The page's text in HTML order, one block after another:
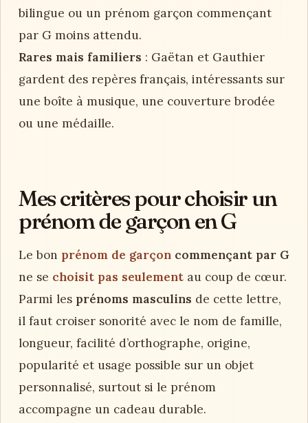
bilingue ou un prénom garçon commençant
par G moins attendu.
Rares mais familiers : Gaëtan et Gauthier
gardent des repères français, intéressants sur
une boîte à musique, une couverture brodée
ou une médaille.
Mes critères pour choisir un
prénom de garçon en G
Le bon prénom de garçon commençant par G
ne se choisit pas seulement au coup de cœur.
Parmi les prénoms masculins de cette lettre,
il faut croiser sonorité avec le nom de famille,
longueur, facilité d’orthographe, origine,
popularité et usage possible sur un objet
personnalisé, surtout si le prénom
accompagne un cadeau durable.